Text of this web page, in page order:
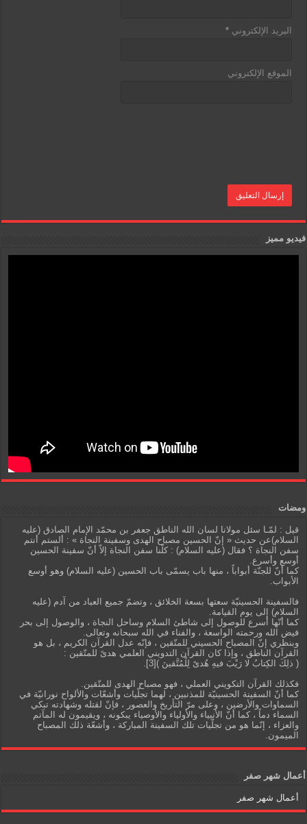
البريد الإلكتروني*
الموقع الإلكتروني
فيديو مميز
ومضات
قيل : لمّـا سئل مولانا لسان الله الناطق جعفر بن محمّد الإمام الصادق (عليه
السلام)عن حديث « إنّ الحسين مصباح الهدى وسفينة النجاة » : ألستم أنتم
سفن النجاة ؟ فقال (عليه السلام) : كلّنا سفن النجاة إلاّ أنّ سفينة الحسين
أوسع وأسرع.
كما أنّ للجنّة أبواباً ، منها باب يسمّى باب الحسين (عليه السلام) وهو أوسع
الأبواب.
فالسفينة الحسينيّة سعتها بسعة الخلائق ، وتضمّ جميع العباد من آدم (عليه
السلام) إلى يوم القيامة.
كما أنّها أسرع للوصول إلى شاطئ السلام وساحل النجاة ، والوصول إلى بحر
فيض الله ورحمته الواسعة ، والفناء في الله سبحانه وتعالى.
وبنظري إنّ المصباح الحسيني للمتّقين ، فإنّه عدل القرآن الكريم ، بل هو
القرآن الناطق ، وإذا كان القرآن التدويني العلمي هدىً للمتّقين :
( ذلِكَ الكِتابُ لا رَيْبَ فيهِ هُدىً لِلْمُتَّقينَ )[3].
فكذلك القرآن التكويني العملي ، فهو مصباح الهدى للمتّقين.
كما أنّ السفينة الحسينيّة للمذنبين ، لهما تجلّيات وأشعّات والألواح نورانيّة في
السماوات والأرضين ، وعلى مرّ التأريخ والعصور ، فإنّ لقتله وشهادته تبكي
السماء دماً ، كما أنّ الأنبياء والأولياء والأوصياء يبكونه ، ويقيمون له المآتم
والعزاء ، إنّما هو من تجلّيات تلك السفينة المباركة ، وأشعّة ذلك المصباح
الميمون.
أعمال شهر صفر
أعمال شهر صفر